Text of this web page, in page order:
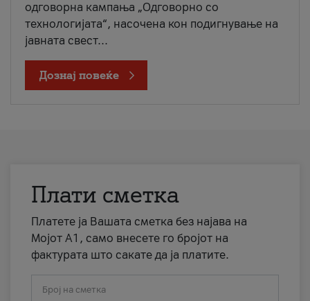
одговорна кампања „Одговорно со
технологијата“, насочена кон подигнување на
јавната свест...
Дознај повеќе
Плати сметка
Платете ја Вашата сметка без најава на
Мојот А1, само внесете го бројот на
фактурата што сакате да ја платите.
Број на сметка